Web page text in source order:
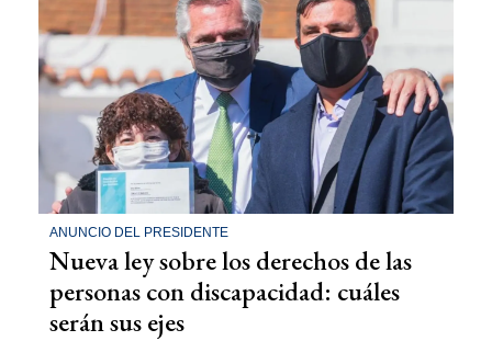
ANUNCIO DEL PRESIDENTE
Nueva ley sobre los derechos de las
personas con discapacidad: cuáles
serán sus ejes